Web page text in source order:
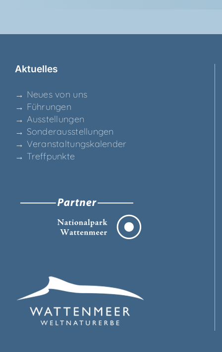
Aktu­el­les
→ Neu­es von uns
→ Füh­run­gen
→ Aus­stel­lun­gen
→ Son­der­aus­stel­lun­gen
→ Ver­an­stal­tungs­ka­len­der
→ Treff­punk­te